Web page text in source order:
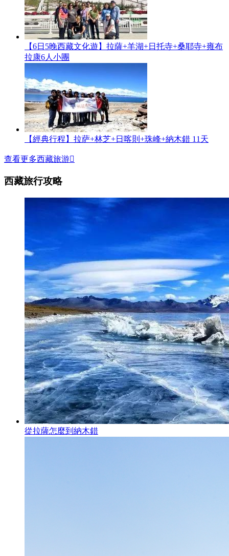
【6日5晚西藏文化遊】拉薩+羊湖+日托寺+桑耶寺+雍布
拉康6人小團
【經典行程】拉萨+林芝+日喀則+珠峰+納木錯 11天
查看更多西藏旅游
西藏旅行攻略
從拉薩怎麼到納木錯